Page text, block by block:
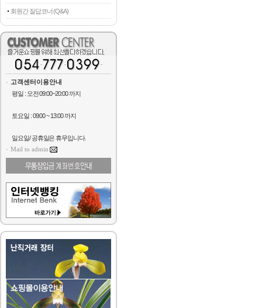
회원간 질답코너 (Q&A)
고객센터이용안내
평일 : 오전 09:00~20:00 까지
토요일 : 09:00 ~ 13:00 까지
일요일/ 공휴일은 휴무입니다.
Mail to admin